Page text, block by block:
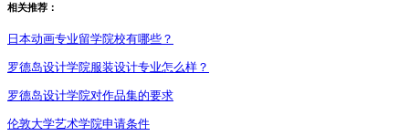
相关推荐：
日本动画专业留学院校有哪些？
罗德岛设计学院服装设计专业怎么样？
罗德岛设计学院对作品集的要求
伦敦大学艺术学院申请条件